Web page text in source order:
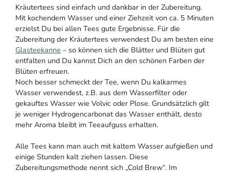
Kräutertees sind einfach und dankbar in der Zubereitung.
Mit kochendem Wasser und einer Ziehzeit von ca. 5 Minuten
erzielst Du bei allen Tees gute Ergebnisse. Für die
Zubereitung der Kräutertees verwendest Du am besten eine
Glasteekanne – so können sich die Blätter und Blüten gut
entfalten und Du kannst Dich an den schönen Farben der
Blüten erfreuen.
Noch besser schmeckt der Tee, wenn Du kalkarmes
Wasser verwendest, z.B. aus dem Wasserfilter oder
gekauftes Wasser wie Volvic oder Plose. Grundsätzlich gilt
je weniger Hydrogencarbonat das Wasser enthält, desto
mehr Aroma bleibt im Teeaufguss erhalten.
Alle Tees kann man auch mit kaltem Wasser aufgießen und
einige Stunden kalt ziehen lassen. Diese
Zubereitungsmethode nennt sich „Cold Brew“. Im